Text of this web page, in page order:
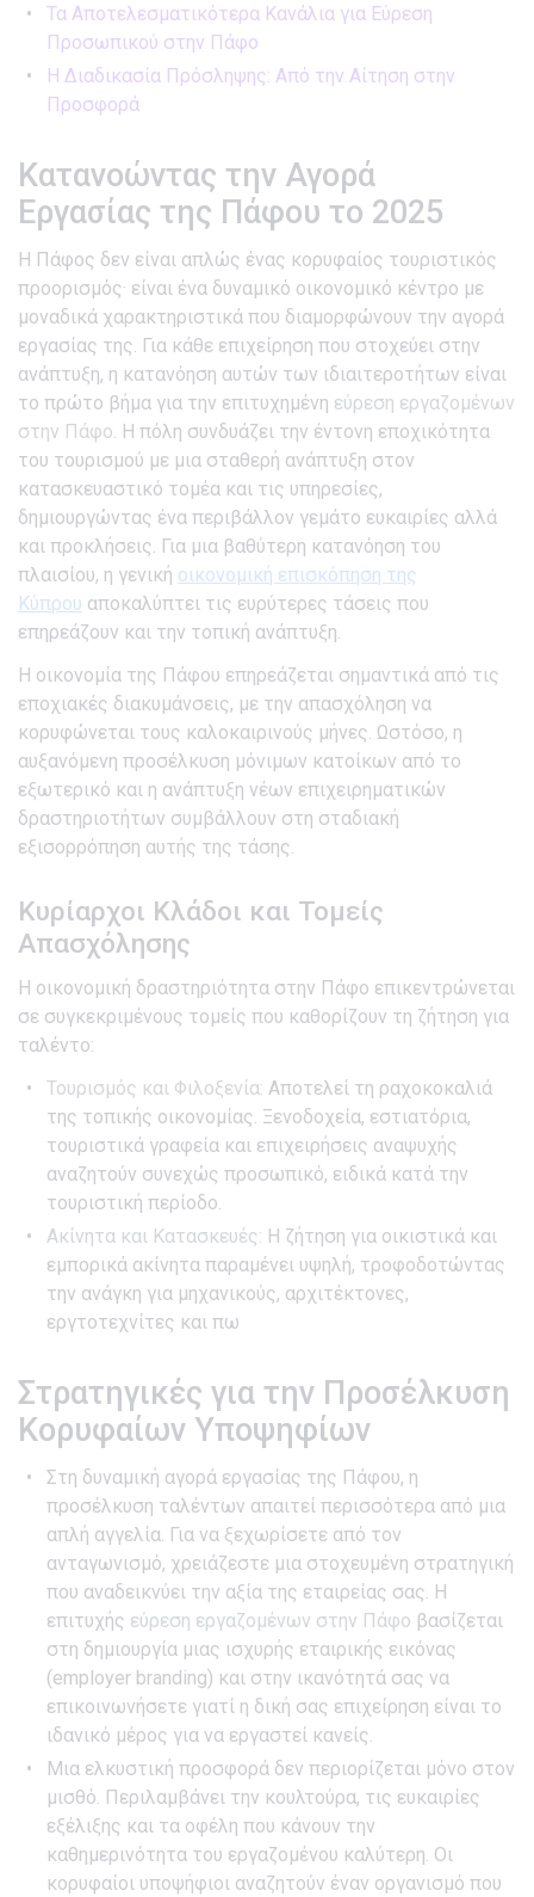
Τα Αποτελεσματικότερα Κανάλια για Εύρεση
Προσωπικού στην Πάφο
Η Διαδικασία Πρόσληψης: Από την Αίτηση στην
Προσφορά
Κατανοώντας την Αγορά
Εργασίας της Πάφου το 2025
Η Πάφος δεν είναι απλώς ένας κορυφαίος τουριστικός
προορισμός· είναι ένα δυναμικό οικονομικό κέντρο με
μοναδικά χαρακτηριστικά που διαμορφώνουν την αγορά
εργασίας της. Για κάθε επιχείρηση που στοχεύει στην
ανάπτυξη, η κατανόηση αυτών των ιδιαιτεροτήτων είναι
το πρώτο βήμα για την επιτυχημένη εύρεση εργαζομένων
στην Πάφο. Η πόλη συνδυάζει την έντονη εποχικότητα
του τουρισμού με μια σταθερή ανάπτυξη στον
κατασκευαστικό τομέα και τις υπηρεσίες,
δημιουργώντας ένα περιβάλλον γεμάτο ευκαιρίες αλλά
και προκλήσεις. Για μια βαθύτερη κατανόηση του
πλαισίου, η γενική οικονομική επισκόπηση της
Κύπρου αποκαλύπτει τις ευρύτερες τάσεις που
επηρεάζουν και την τοπική ανάπτυξη.
Η οικονομία της Πάφου επηρεάζεται σημαντικά από τις
εποχιακές διακυμάνσεις, με την απασχόληση να
κορυφώνεται τους καλοκαιρινούς μήνες. Ωστόσο, η
αυξανόμενη προσέλκυση μόνιμων κατοίκων από το
εξωτερικό και η ανάπτυξη νέων επιχειρηματικών
δραστηριοτήτων συμβάλλουν στη σταδιακή
εξισορρόπηση αυτής της τάσης.
Κυρίαρχοι Κλάδοι και Τομείς
Απασχόλησης
Η οικονομική δραστηριότητα στην Πάφο επικεντρώνεται
σε συγκεκριμένους τομείς που καθορίζουν τη ζήτηση για
ταλέντο:
Τουρισμός και Φιλοξενία: Αποτελεί τη ραχοκοκαλιά
της τοπικής οικονομίας. Ξενοδοχεία, εστιατόρια,
τουριστικά γραφεία και επιχειρήσεις αναψυχής
αναζητούν συνεχώς προσωπικό, ειδικά κατά την
τουριστική περίοδο.
Ακίνητα και Κατασκευές: Η ζήτηση για οικιστικά και
εμπορικά ακίνητα παραμένει υψηλή, τροφοδοτώντας
την ανάγκη για μηχανικούς, αρχιτέκτονες,
εργτοτεχνίτες και πω
Στρατηγικές για την Προσέλκυση
Κορυφαίων Υποψηφίων
Στη δυναμική αγορά εργασίας της Πάφου, η
προσέλκυση ταλέντων απαιτεί περισσότερα από μια
απλή αγγελία. Για να ξεχωρίσετε από τον
ανταγωνισμό, χρειάζεστε μια στοχευμένη στρατηγική
που αναδεικνύει την αξία της εταιρείας σας. Η
επιτυχής εύρεση εργαζομένων στην Πάφο βασίζεται
στη δημιουργία μιας ισχυρής εταιρικής εικόνας
(employer branding) και στην ικανότητά σας να
επικοινωνήσετε γιατί η δική σας επιχείρηση είναι το
ιδανικό μέρος για να εργαστεί κανείς.
Μια ελκυστική προσφορά δεν περιορίζεται μόνο στον
μισθό. Περιλαμβάνει την κουλτούρα, τις ευκαιρίες
εξέλιξης και τα οφέλη που κάνουν την
καθημερινότητα του εργαζομένου καλύτερη. Οι
κορυφαίοι υποψήφιοι αναζητούν έναν οργανισμό που